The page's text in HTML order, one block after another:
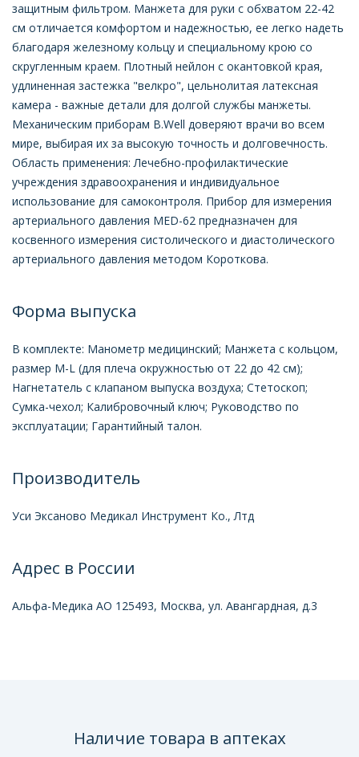
защитным фильтром. Манжета для руки с обхватом 22-42
см отличается комфортом и надежностью, ее легко надеть
благодаря железному кольцу и специальному крою со
скругленным краем. Плотный нейлон с окантовкой края,
удлиненная застежка "велкро", цельнолитая латексная
камера - важные детали для долгой службы манжеты.
Механическим приборам B.Well доверяют врачи во всем
мире, выбирая их за высокую точность и долговечность.
Область применения: Лечебно-профилактические
учреждения здравоохранения и индивидуальное
использование для самоконтроля. Прибор для измерения
артериального давления MED-62 предназначен для
косвенного измерения систолического и диастолического
артериального давления методом Короткова.
Форма выпуска
В комплекте: Манометр медицинский; Манжета с кольцом,
размер M-L (для плеча окружностью от 22 до 42 см);
Нагнетатель с клапаном выпуска воздуха; Стетоскоп;
Сумка-чехол; Калибровочный ключ; Руководство по
эксплуатации; Гарантийный талон.
Производитель
Уси Эксаново Медикал Инструмент Ко., Лтд
Адрес в России
Альфа-Медика АО 125493, Москва, ул. Авангардная, д.3
Наличие товара в аптеках